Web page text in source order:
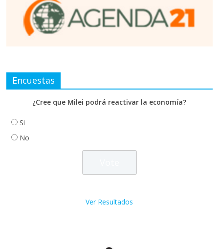
Encuestas
¿Cree que Milei podrá reactivar la economía?
Si
No
Ver Resultados